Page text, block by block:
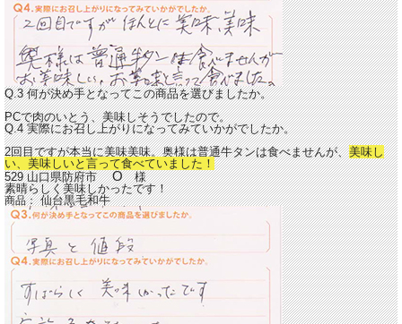
Q.3 何が決め手となってこの商品を選びましたか。
PCで肉のいとう、美味しそうでしたので。
Q.4 実際にお召し上がりになってみていかがでしたか。
2回目ですが本当に美味美味。奥様は普通牛タンは食べませんが、美味し
い、美味しいと言って食べていました！
529 山口県防府市O様
素晴らしく美味しかったです！
商品：仙台黒毛和牛